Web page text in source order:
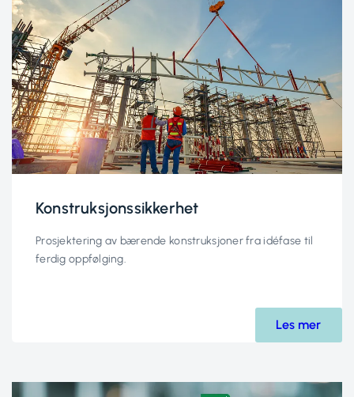
Konstruksjonssikkerhet
Prosjektering av bærende konstruksjoner fra idéfase til
ferdig oppfølging.
Les mer